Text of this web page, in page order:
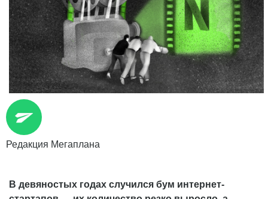
В девяностых годах случился бум интернет-
Редакция Мегаплана